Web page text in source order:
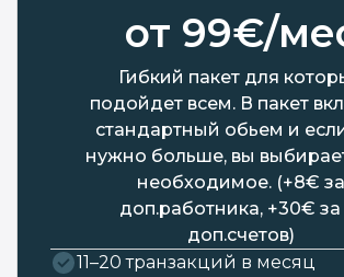
от 99€/
Гибкий пакет для
подойдет всем. В пакет
стандартный обьем и
нужно больше, вы
необходимое. (+8€ за
доп.работника, +30€ за
доп.счетов)
11–20 транзакций в месяц